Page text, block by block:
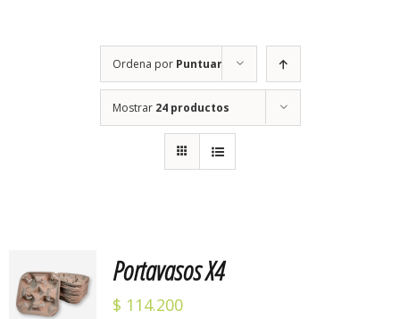
Ordena por Puntuar
Mostrar 24 productos
con5.00de 5
AL
CARRITO
Portavasos X4
$ 114.200